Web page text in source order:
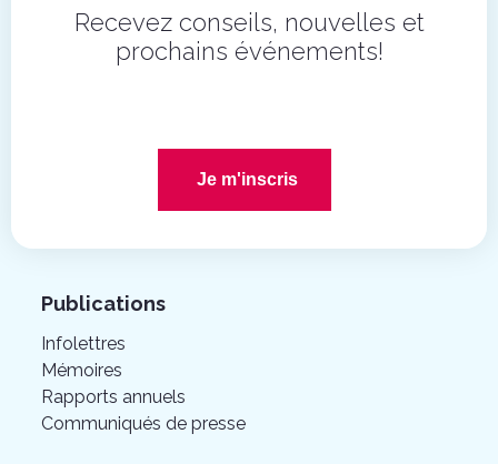
Recevez conseils, nouvelles et
prochains événements!
Je m'inscris
Publications
Infolettres
Mémoires
Rapports annuels
Communiqués de presse